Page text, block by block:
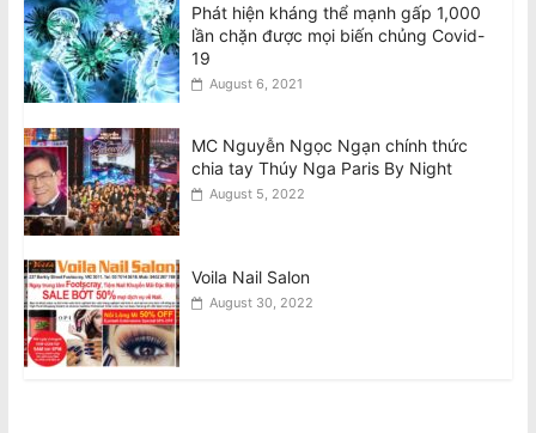
Phát hiện kháng thể mạnh gấp 1,000
lần chặn được mọi biến chủng Covid-
19
August 6, 2021
MC Nguyễn Ngọc Ngạn chính thức
chia tay Thúy Nga Paris By Night
August 5, 2022
Voila Nail Salon
August 30, 2022